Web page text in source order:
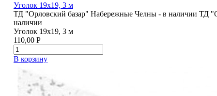
Уголок 19х19, 3 м
ТД "Орловский базар" Набережные Челны - в наличии ТД
наличии
Уголок 19х19, 3 м
110,00 Р
В корзину